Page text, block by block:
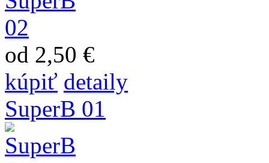
od 2,50 €
kúpiť detaily
SuperB 01